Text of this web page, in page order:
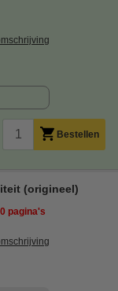
Bestellen
(origineel)
pagina's